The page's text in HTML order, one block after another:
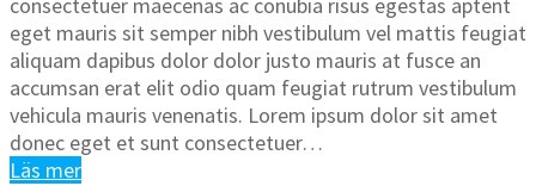
consectetuer maecenas ac conubia risus egestas aptent
eget mauris sit semper nibh vestibulum vel mattis feugiat
aliquam dapibus dolor dolor justo mauris at fusce an
accumsan erat elit odio quam feugiat rutrum vestibulum
vehicula mauris venenatis. Lorem ipsum dolor sit amet
donec eget et sunt consectetuer…
Läs mer